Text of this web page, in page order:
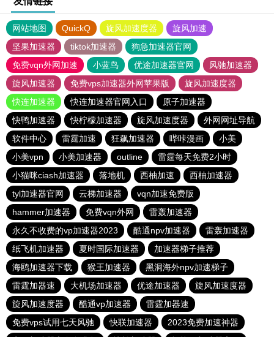
网站地图 QuickQ 旋风加速度器
旋风加速
坚果加速器
tiktok加速器
狗急加速器官网
免费vqn外网加速
小蓝鸟 优途加速器官网
风驰加速器
旋风加速器
免费vps加速器外网苹果版
旋风加速度器
快连加速器
快连加速器官网入口
原子加速器
快鸭加速器
快柠檬加速器 旋风加速度器
外网网址导航
软件中心
雷霆加速 狂飙加速器 哔咔漫画
小美
小美vpn
小美加速器 outline
雷霆每天免费2小时
小猫咪ciash加速器
落地机 西柚加速
西柚加速器
tyl加速器官网
云梯加速器
vqn加速免费版
hammer加速器
免费vqn外网
雷轰加速器
永久不收费的vp加速器2023
酷通npv加速器
雷轰加速器
纸飞机加速器
夏时国际加速器
加速器梯子推荐
海鸥加速器下载
猴王加速器
黑洞海外npv加速梯子
雷霆加器速
大机场加速器 优途加速器
旋风加速度器
旋风加速度器
酷通vp加速器
雷霆加器速
免费vps试用七天风驰
快联加速器
2023免费加速神器